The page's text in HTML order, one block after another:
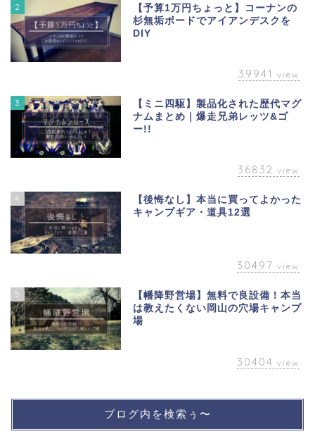
2
【予算1万円ちょっと】コーナンの
杉無垢ボードでアイアンデスクを
DIY
39941 view
3
【ミニ四駆】製品化された歴代マグ
ナムまとめ｜爆走兄弟レッツ&ゴ
ー!!
36832 view
4
【後悔なし】本当に買ってよかった
キャンプギア・道具12選
30497 view
5
【幡降野営場】無料で良設備！本当
は教えたくない岡山の穴場キャンプ
場
30404 view
ブログ内を検索ぅ〜